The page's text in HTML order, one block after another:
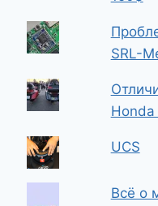
SRL-
Honda
UCS
Всё о